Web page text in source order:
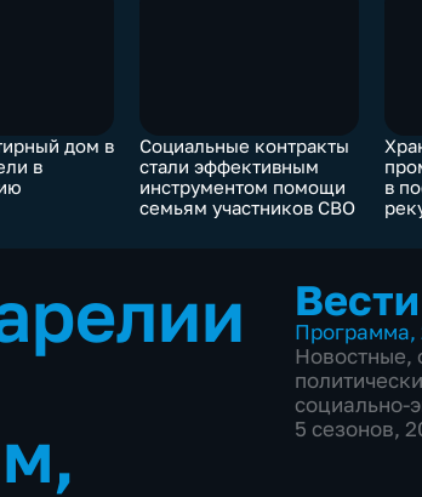
дом в
в
Социальные контракты
стали эффективным
инструментом помощи
семьям участников СВО
в
Программа,
Новостные,
социально-
5 сезонов,